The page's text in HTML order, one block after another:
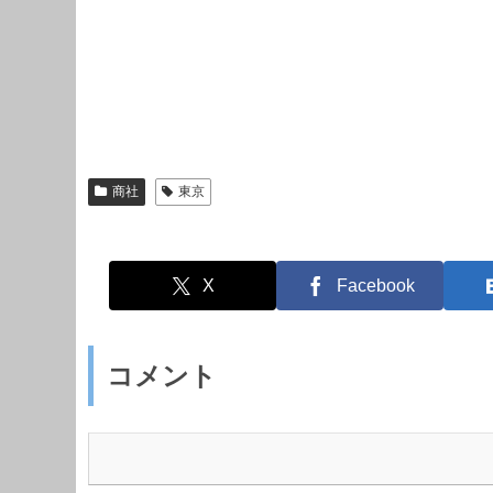
商社 東京
X Facebook
コメント